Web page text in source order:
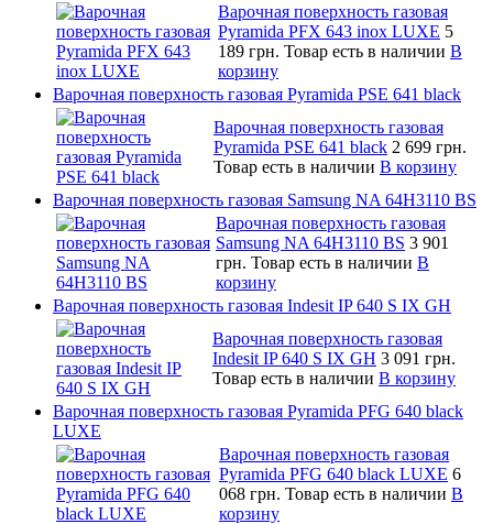
Варочная поверхность газовая
Pyramida PFX 643 inox LUXE 5
189 грн. Товар есть в наличии В
корзину
Варочная поверхность газовая Pyramida PSE 641 black
Варочная поверхность газовая
Pyramida PSE 641 black 2 699 грн.
Товар есть в наличии В корзину
Варочная поверхность газовая Samsung NA 64H3110 BS
Варочная поверхность газовая
Samsung NA 64H3110 BS 3 901
грн. Товар есть в наличии В
корзину
Варочная поверхность газовая Indesit IP 640 S IX GH
Варочная поверхность газовая
Indesit IP 640 S IX GH 3 091 грн.
Товар есть в наличии В корзину
Варочная поверхность газовая Pyramida PFG 640 black
LUXE
Варочная поверхность газовая
Pyramida PFG 640 black LUXE 6
068 грн. Товар есть в наличии В
корзину